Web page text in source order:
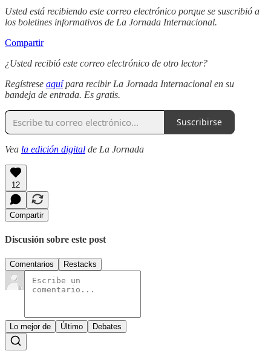
Usted está recibiendo este correo electrónico porque se suscribió a
los boletines informativos de La Jornada Internacional.
Compartir
¿Usted recibió este correo electrónico de otro lector?
Regístrese aquípara recibir La Jornada Internacional en su
bandeja de entrada. Es gratis.
Suscribirse
Vea la edición digital de La Jornada
12
Compartir
Discusión sobre este post
Comentarios Restacks
Lo mejor de Último Debates